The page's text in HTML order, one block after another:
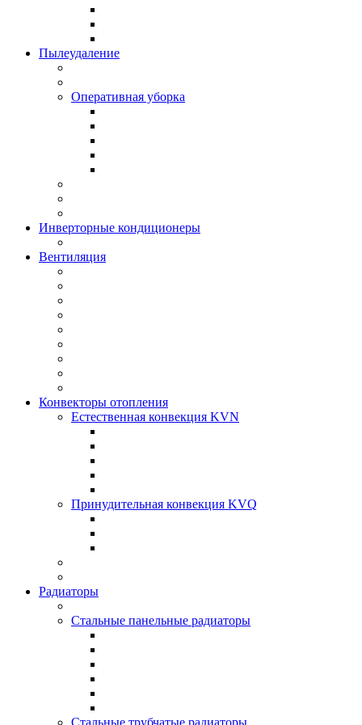
Пылеудаление
Оперативная уборка
Инверторные кондиционеры
Вентиляция
Конвекторы отопления
Естественная конвекция KVN
Принудительная конвекция KVQ
Радиаторы
Стальные панельные радиаторы
Стальные трубчатые радиаторы